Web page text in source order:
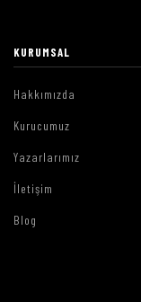
KURUMSAL
Hakkımızda
Kurucumuz
Yazarlarımız
İletişim
Blog